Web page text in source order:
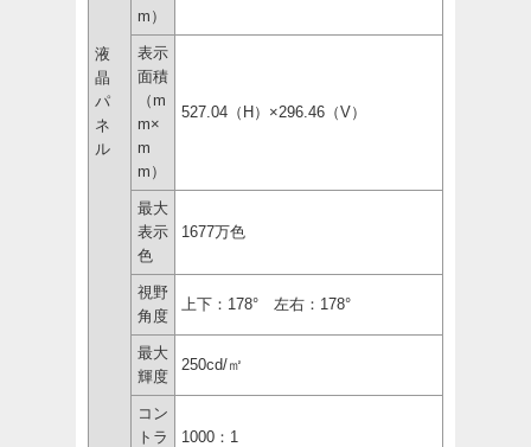
液
晶
パ
ネ
ル
m）
表示
面積
（m
m×
m
m）
527.04（H）×296.46（V）
最大
表示
色
1677万色
視野
角度
上下：178° 左右：178°
最大
輝度
250cd/㎡
コン
トラ
1000：1